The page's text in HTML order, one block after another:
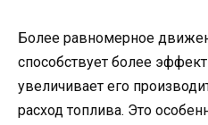
Более равномерное
способствует более
увеличивает его
расход топлива. Это